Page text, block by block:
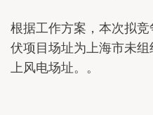
根据工作方案，本次拟
伏项目场址为上海市未
上风电场址。。